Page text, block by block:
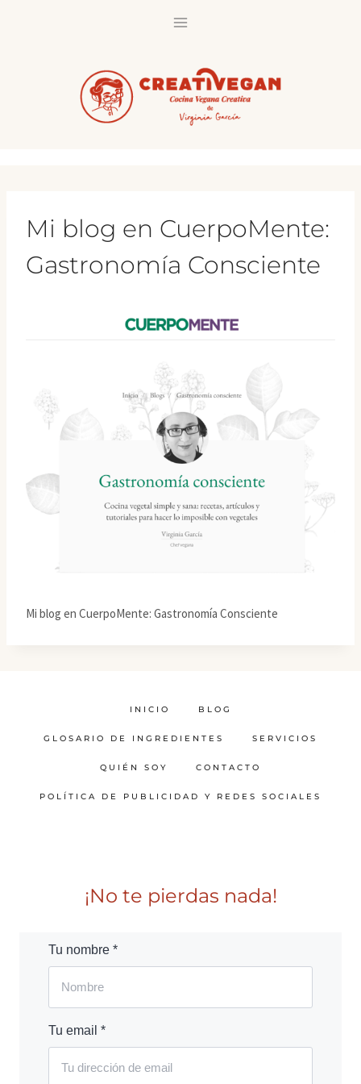
Mi blog en CuerpoMente:
Gastronomía Consciente
Mi blog en CuerpoMente: Gastronomía Consciente
INICIO BLOG
GLOSARIO DE INGREDIENTES SERVICIOS
QUIÉN SOY CONTACTO
POLÍTICA DE PUBLICIDAD Y REDES SOCIALES
¡No te pierdas nada!
Tu nombre *
Tu email *